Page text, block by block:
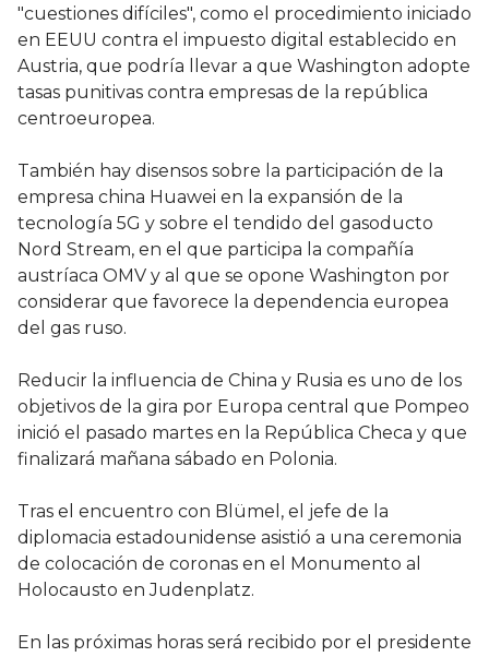
"cuestiones difíciles", como el procedimiento iniciado
en EEUU contra el impuesto digital establecido en
Austria, que podría llevar a que Washington adopte
tasas punitivas contra empresas de la república
centroeuropea.
También hay disensos sobre la participación de la
empresa china Huawei en la expansión de la
tecnología 5G y sobre el tendido del gasoducto
Nord Stream, en el que participa la compañía
austríaca OMV y al que se opone Washington por
considerar que favorece la dependencia europea
del gas ruso.
Reducir la influencia de China y Rusia es uno de los
objetivos de la gira por Europa central que Pompeo
inició el pasado martes en la República Checa y que
finalizará mañana sábado en Polonia.
Tras el encuentro con Blümel, el jefe de la
diplomacia estadounidense asistió a una ceremonia
de colocación de coronas en el Monumento al
Holocausto en Judenplatz.
En las próximas horas será recibido por el presidente